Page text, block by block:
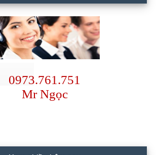
0973.761.751
Mr Ngọc